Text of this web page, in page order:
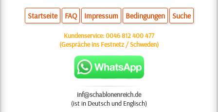
Startseite FAQ Impressum Bedingungen Suche
Kundenservice:0046 812 400 477
(Gespräche ins Festnetz / Schweden)
inf@schablonenreich.de
(ist in Deutsch und Englisch)